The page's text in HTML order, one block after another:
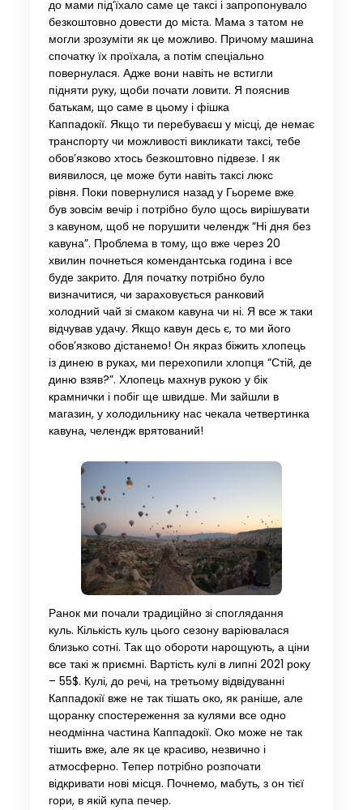
до мами під’їхало саме це таксі і запропонувало
безкоштовно довести до міста. Мама з татом не
могли зрозуміти як це можливо. Причому машина
спочатку їх проїхала, а потім спеціально
повернулася. Адже вони навіть не встигли
підняти руку, щоби почати ловити. Я пояснив
батькам, що саме в цьому і фішка
Каппадокії. Якщо ти перебуваєш у місці, де немає
транспорту чи можливості викликати таксі, тебе
обов’язково хтось безкоштовно підвезе. І як
виявилося, це може бути навіть таксі люкс
рівня. Поки повернулися назад у Гьореме вже
був зовсім вечір і потрібно було щось вирішувати
з кавуном, щоб не порушити челендж “Ні дня без
кавуна”. Проблема в тому, що вже через 20
хвилин почнеться комендантська година і все
буде закрито. Для початку потрібно було
визначитися, чи зараховується ранковий
холодний чай зі смаком кавуна чи ні. Я все ж таки
відчував удачу. Якщо кавун десь є, то ми його
обов’язково дістанемо! Он якраз біжить хлопець
із динею в руках, ми перехопили хлопця “Стій, де
диню взяв?”. Хлопець махнув рукою у бік
крамнички і побіг ще швидше. Ми зайшли в
магазин, у холодильнику нас чекала четвертинка
кавуна, челендж врятований!
Ранок ми почали традиційно зі споглядання
куль. Кількість куль цього сезону варіювалася
близько сотні. Так що обороти нарощують, а ціни
все такі ж приємні. Вартість кулі в липні 2021 року
– 55$. Кулі, до речі, на третьому відвідуванні
Каппадокії вже не так тішать око, як раніше, але
щоранку спостереження за кулями все одно
неодмінна частина Каппадокії. Око може не так
тішить вже, але як це красиво, незвично і
атмосферно. Тепер потрібно розпочати
відкривати нові місця. Почнемо, мабуть, з он тієї
гори, в якій купа печер.